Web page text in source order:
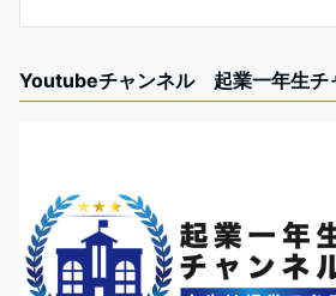
Youtubeチャンネル 起業一年生チ